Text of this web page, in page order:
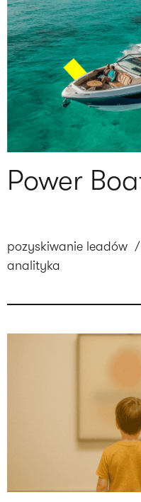
Power
pozyskiwanie leadów /
analityka